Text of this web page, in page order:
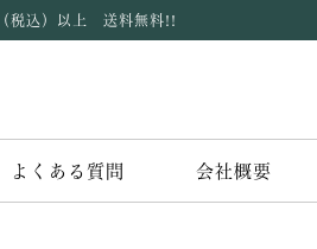
税込）以上 送料無料!!
よくある質問 会社概要